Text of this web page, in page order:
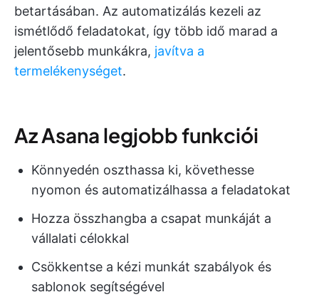
betartásában. Az automatizálás kezeli az
ismétlődő feladatokat, így több idő marad a
jelentősebb munkákra, javítva a
termelékenységet.
Az Asana legjobb funkciói
Könnyedén oszthassa ki, követhesse
nyomon és automatizálhassa a feladatokat
Hozza összhangba a csapat munkáját a
vállalati célokkal
Csökkentse a kézi munkát szabályok és
sablonok segítségével